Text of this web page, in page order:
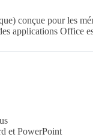
conçue pour les
applications Office
et PowerPoint